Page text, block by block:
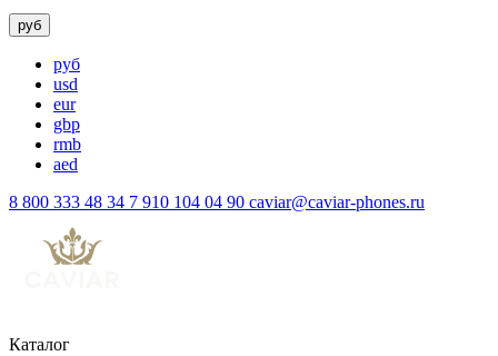
руб
руб
usd
eur
gbp
rmb
aed
8 800 333 48 34 7 910 104 04 90 caviar@caviar-phones.ru
Каталог